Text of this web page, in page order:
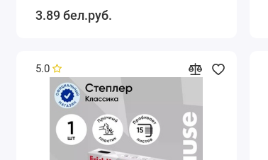
3.89 бел.руб.
5.0